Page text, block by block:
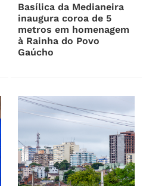
Basílica da Medianeira
inaugura coroa de 5
metros em homenagem
à Rainha do Povo
Gaúcho